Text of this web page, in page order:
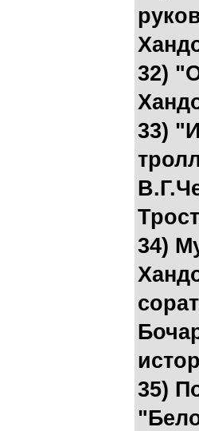
32)
33)
34)
35)